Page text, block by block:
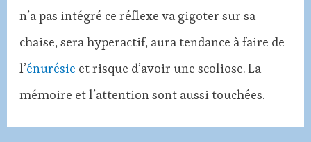
n’a pas intégré ce réflexe va gigoter sur sa
chaise, sera hyperactif, aura tendance à faire de
l’énurésie et risque d’avoir une scoliose. La
mémoire et l’attention sont aussi touchées.